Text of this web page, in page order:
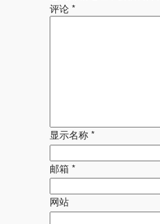
评论 *
显示名称 *
邮箱 *
网站